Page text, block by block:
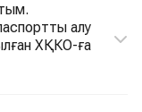
алу
ХҚКО-ға